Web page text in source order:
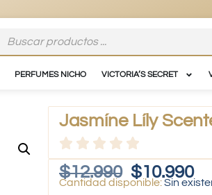
PERFUMES NICHO VICTORIA’S SECRET
Jasmíne Líly
$12.990 $10.990
Sin